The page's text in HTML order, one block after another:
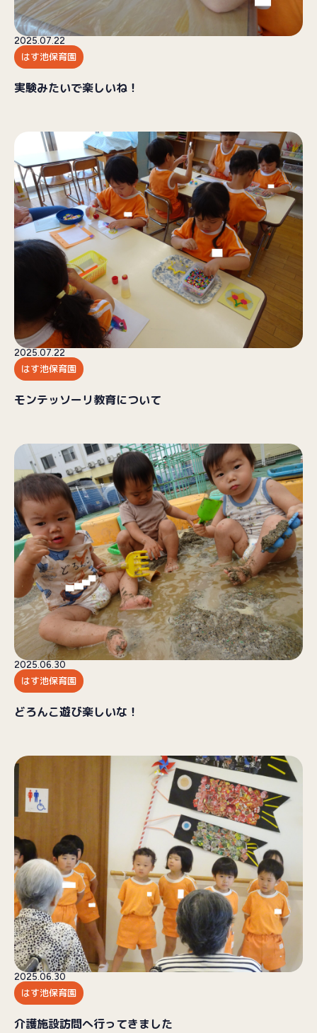
2025.07.22
はす池保育園
実験みたいで楽しいね！
2025.07.22
はす池保育園
モンテッソーリ教育について
2025.06.30
はす池保育園
どろんこ遊び楽しいな！
2025.06.30
はす池保育園
介護施設訪問へ行ってきました